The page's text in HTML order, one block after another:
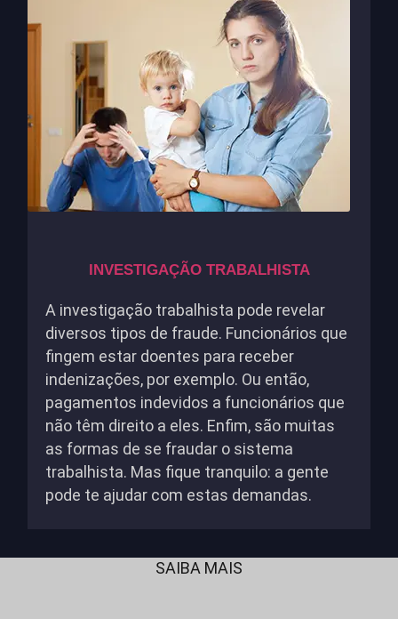
INVESTIGAÇÃO TRABALHISTA
A investigação trabalhista pode revelar
diversos tipos de fraude. Funcionários que
fingem estar doentes para receber
indenizações, por exemplo. Ou então,
pagamentos indevidos a funcionários que
não têm direito a eles. Enfim, são muitas
as formas de se fraudar o sistema
trabalhista. Mas fique tranquilo: a gente
pode te ajudar com estas demandas.
SAIBA MAIS